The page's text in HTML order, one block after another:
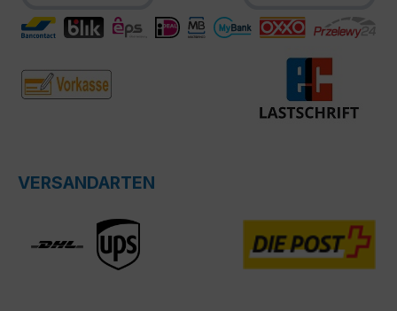
VERSANDARTEN